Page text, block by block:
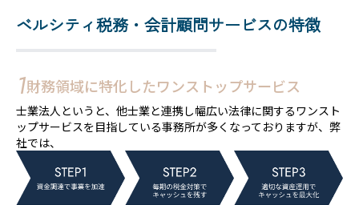
ベルシティ税務・会計顧問サービスの特徴
1財務領域に特化したワンストップサービス
士業法人というと、他士業と連携し幅広い法律に関するワンスト
ップサービスを目指している事務所が多くなっておりますが、弊
社では、